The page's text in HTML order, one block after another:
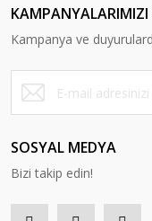
Kampanya ve
SOSYAL MEDYA
Bizi takip edin!